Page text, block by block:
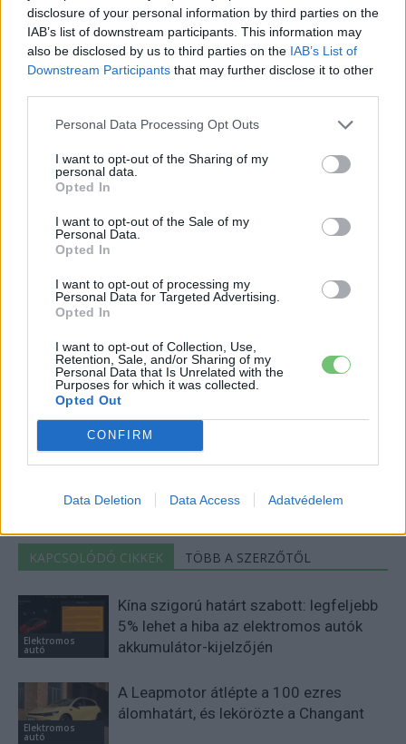
disclosure of your personal information by third parties on the
IAB’s list of downstream participants. This information may
also be disclosed by us to third parties on the IAB’s List of
Downstream Participants that may further disclose it to other
Personal Data Processing Opt Outs
I want to opt-out of the Sharing of my
personal data.
Opted In
I want to opt-out of the Sale of my
Personal Data.
Opted In
I want to opt-out of processing my
Personal Data for Targeted Advertising.
Opted In
I want to opt-out of Collection, Use,
Retention, Sale, and/or Sharing of my
Personal Data that Is Unrelated with the
Purposes for which it was collected.
Opted Out
CONFIRM
Data Deletion Data Access Adatvédelem
tartalmakért!
e-cars.hu
Elektromosan közlekedsz, vagy a váltáson töprengsz?
Érdekelnek a legfrissebb hírek az e-autók világából, vagy
foglalkoztatnak a legújabb fejlesztések az elektromosság és a
KAPCSOLÓDÓ CIKKEK TÖBB A SZERZŐTŐL
Elektromos
autó
Kína szigorú határt szabott: legfeljebb
5% lehet a hiba az elektromos autók
akkumulátor-kijelzőjén
Elektromos
autó
A Leapmotor átlépte a 100 ezres
álomhatárt, és lekörözte a Changant